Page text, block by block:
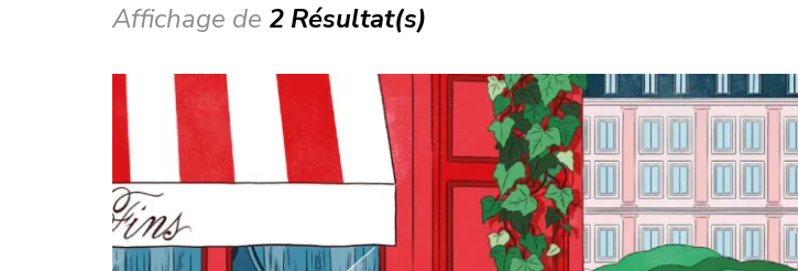
Affichage de 2 Résultat(s)